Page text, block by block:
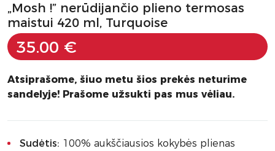
„Mosh !” nerūdijančio plieno termosas
maistui 420 ml, Turquoise
35.00 €
Atsiprašome, šiuo metu šios prekės neturime
sandelyje! Prašome užsukti pas mus vėliau.
Sudėtis: 100% aukščiausios kokybės plienas